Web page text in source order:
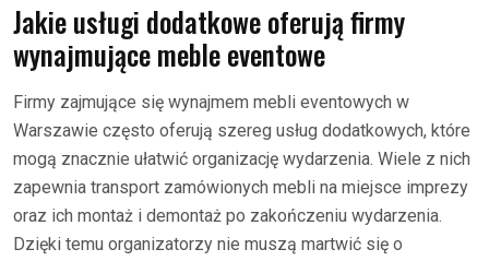
Jakie usługi dodatkowe oferują firmy
wynajmujące meble eventowe
Firmy zajmujące się wynajmem mebli eventowych w
Warszawie często oferują szereg usług dodatkowych, które
mogą znacznie ułatwić organizację wydarzenia. Wiele z nich
zapewnia transport zamówionych mebli na miejsce imprezy
oraz ich montaż i demontaż po zakończeniu wydarzenia.
Dzięki temu organizatorzy nie muszą martwić się o